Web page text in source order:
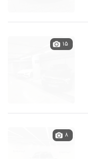
۱۵
۸